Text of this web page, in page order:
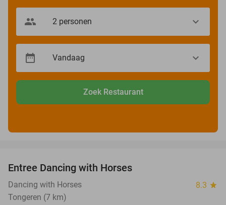
Zoek Restaurant
Entree Dancing with Horses
Dancing with Horses 8.3 star
Tongeren (7 km)